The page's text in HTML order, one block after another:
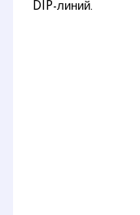
DIP-линий.